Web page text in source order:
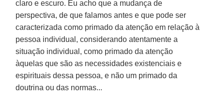
claro e escuro. Eu acho que a mudança de
perspectiva, de que falamos antes e que pode ser
caracterizada como primado da atenção em relação à
pessoa individual, considerando atentamente a
situação individual, como primado da atenção
àquelas que são as necessidades existenciais e
espirituais dessa pessoa, e não um primado da
doutrina ou das normas...